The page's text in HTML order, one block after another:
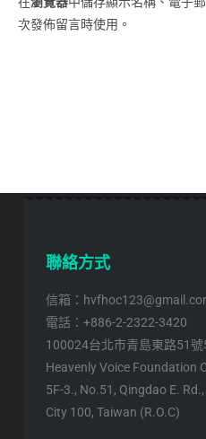
次發佈留言時使用。
聯絡方式
信箱：
電話：+886-2-2322-3420
100024台北市青島東路51號
Heavenly Voice Foundation
5F-3., No.51, Qingdao E.
City 100, Taiwan (R.O.C)